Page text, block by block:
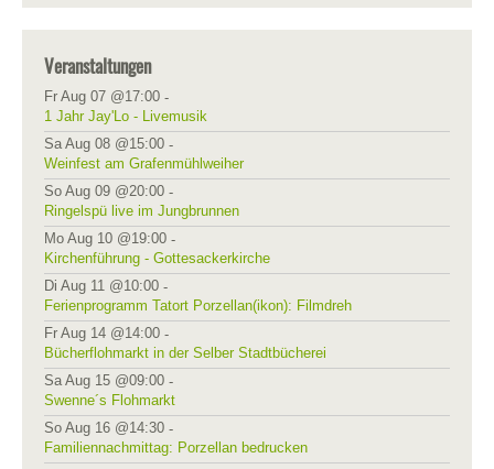
Veranstaltungen
Fr Aug 07 @17:00 -
1 Jahr Jay'Lo - Livemusik
Sa Aug 08 @15:00 -
Weinfest am Grafenmühlweiher
So Aug 09 @20:00 -
Ringelspü live im Jungbrunnen
Mo Aug 10 @19:00 -
Kirchenführung - Gottesackerkirche
Di Aug 11 @10:00 -
Ferienprogramm Tatort Porzellan(ikon): Filmdreh
Fr Aug 14 @14:00 -
Bücherflohmarkt in der Selber Stadtbücherei
Sa Aug 15 @09:00 -
Swenne´s Flohmarkt
So Aug 16 @14:30 -
Familiennachmittag: Porzellan bedrucken